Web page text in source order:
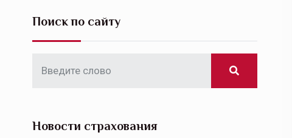
Поиск по сайту
Новости страхования